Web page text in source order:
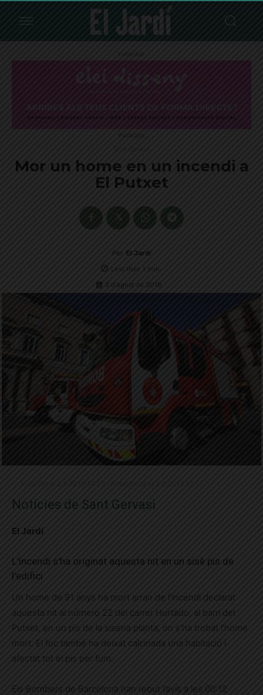
Publicitat
Publicitat
Mor un home en un incendi a
El Putxet
Per El Jardí
Less than 1 min.
2 d'agost de 2018
Notícies de Sant Gervasi
El Jardí
L’incendi s’ha originat aquesta nit en un sisè pis de
l’edifici
Un home de 91 anys ha mort arran de l’incendi declarat
aquesta nit al número 22 del carrer Hurtado, al barri del
Putxet, en un pis de la sisena planta, on s’ha trobat l’home
mort. El foc també ha deixat calcinada una habitació i
afectat tot el pis per fum.
Els Bombers de Barcelona han rebut l’avís a les 00:12